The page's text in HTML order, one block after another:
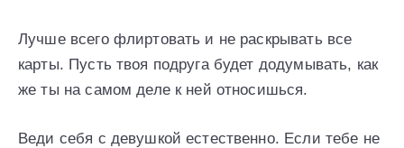
Лучше всего флиртовать и не раскрывать все
карты. Пусть твоя подруга будет додумывать, как
же ты на самом деле к ней относишься.
Веди себя с девушкой естественно. Если тебе не